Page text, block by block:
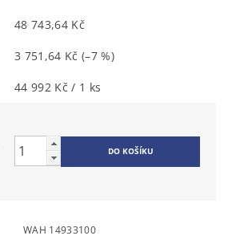
48 743,64 Kč
3 751,64 Kč (–7 %)
44 992 Kč / 1 ks
WAH 14933100